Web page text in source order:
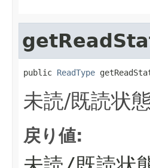
public ReadType
未読/既読状
戻り値: